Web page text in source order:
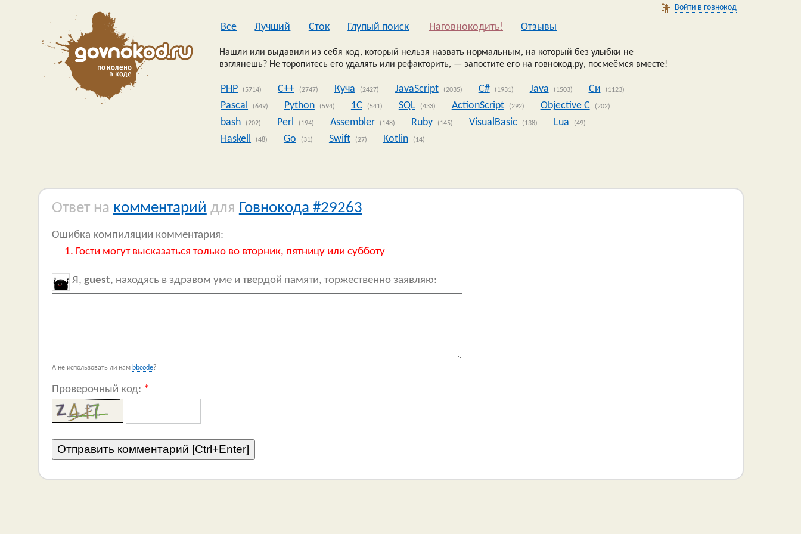
Войти в говнокод
Все Лучший Сток Глупый поиск Наговнокодить! Oтзывы
Нашли или выдавили из себя код, который нельзя назвать нормальным, на который без улыбки не
взглянешь? Не торопитесь его удалять или рефакторить, — запостите его на говнокод.ру, посмеёмся вместе!
PHP (5714) C++ (2747) Куча (2427) JavaScript (2035) C# (1931) Java (1503) Си (1123)
Pascal (649) Python (594) 1C (541) SQL (433) ActionScript (292) Objective C (202)
bash (202) Perl (194) Assembler (148) Ruby (145) VisualBasic (138) Lua (49)
Haskell (48) Go (31) Swift (27) Kotlin (14)
Ответ на комментарий для Говнокода #29263
Ошибка компиляции комментария:
Гости могут высказаться только во вторник, пятницу или субботу
Я, guest, находясь в здравом уме и твердой памяти, торжественно заявляю:
А не использовать ли нам bbcode?
Проверочный код: *